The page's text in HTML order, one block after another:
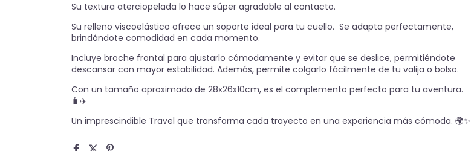
Su textura aterciopelada lo hace súper agradable al contacto.
Su relleno viscoelástico ofrece un soporte ideal para tu cuello. Se adapta perfectamente,
brindándote comodidad en cada momento.
Incluye broche frontal para ajustarlo cómodamente y evitar que se deslice, permitiéndote
descansar con mayor estabilidad. Además, permite colgarlo fácilmente de tu valija o bolso.
Con un tamaño aproximado de 28x26x10cm, es el complemento perfecto para tu aventura.
🧳✈️
Un imprescindible Travel que transforma cada trayecto en una experiencia más cómoda. 🌍✨